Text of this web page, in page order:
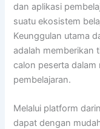
dan aplikasi
suatu ekosistem
Keunggulan utama
adalah memberikan
calon peserta
pembelajaran.
Melalui platform
dapat dengan